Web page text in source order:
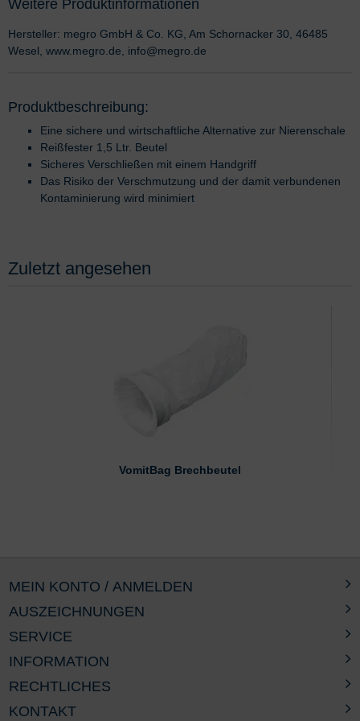
Weitere Produktinformationen
Hersteller: megro GmbH & Co. KG, Am Schornacker 30, 46485
Wesel, www.megro.de, info@megro.de
Produktbeschreibung:
Eine sichere und wirtschaftliche Alternative zur Nierenschale
Reißfester 1,5 Ltr. Beutel
Sicheres Verschließen mit einem Handgriff
Das Risiko der Verschmutzung und der damit verbundenen
Kontaminierung wird minimiert
Zuletzt angesehen
VomitBag Brechbeutel
AUSZEICHNUNGEN
SERVICE
INFORMATION
RECHTLICHES
MEIN KONTO / ANMELDEN
KONTAKT